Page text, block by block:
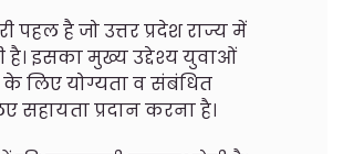
पहल है जो उत्तर प्रदेश राज्य में
है। इसका मुख्य उद्देश्य युवाओं
के लिए योग्यता व संबंधित
सहायता प्रदान करना है।